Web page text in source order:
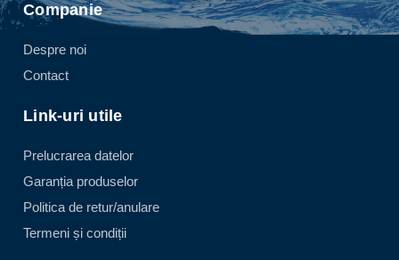
Companie
Despre noi
Contact
Link-uri utile
Prelucrarea datelor
Garanția produselor
Politica de retur/anulare
Termeni și condiții